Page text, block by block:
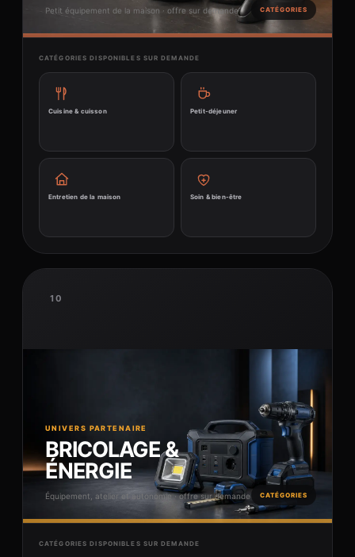
Petit équipement de la maison · offre sur demande CATÉGORIES
CATÉGORIES DISPONIBLES SUR DEMANDE
Cuisine & cuisson Petit-déjeuner
Entretien de la maison Soin & bien-être
10
UNIVERS PARTENAIRE
BRICOLAGE &
ÉNERGIE
Équipement, atelier et autonomie · offre sur demande CATÉGORIES
CATÉGORIES DISPONIBLES SUR DEMANDE